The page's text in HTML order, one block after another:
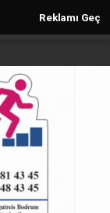
Reklamı Geç
67
- 22:59